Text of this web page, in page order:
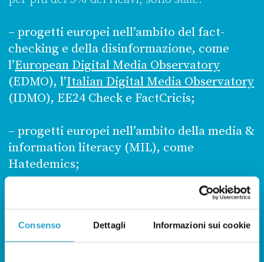
Consenso Dettagli Informazioni sui cookie
– progetti europei nell’ambito del fact-
checking e della disinformazione, come
l’European Digital Media Observatory
(EDMO), l’Italian Digital Media Observatory
(IDMO), EE24 Check e FactCricis;
– progetti europei nell’ambito della media &
information literacy (MIL), come
Hatedemics;
l’International Fact-Checking Network
(IFCN);